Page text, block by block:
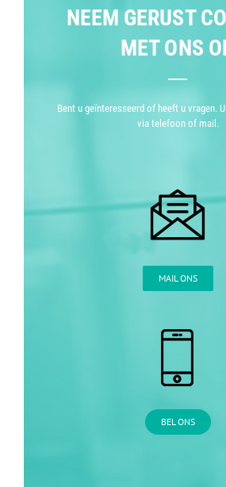
NEEM GERUST
MET ONS
Bent u geïnteresseerd of heeft u vragen.
via telefoon of mail.
MAIL ONS
BEL ONS